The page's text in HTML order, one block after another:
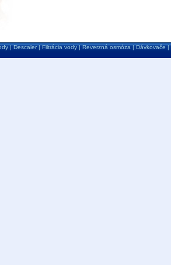
|Descaler|Filtrácia vody|Reverzná osmóza|Dávkovače|